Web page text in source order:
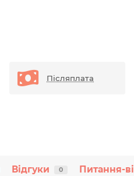
Післяплата
Відгуки 0 Питання-